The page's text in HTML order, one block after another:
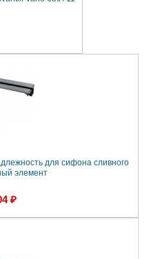
для сифона сливного
элемент
₽